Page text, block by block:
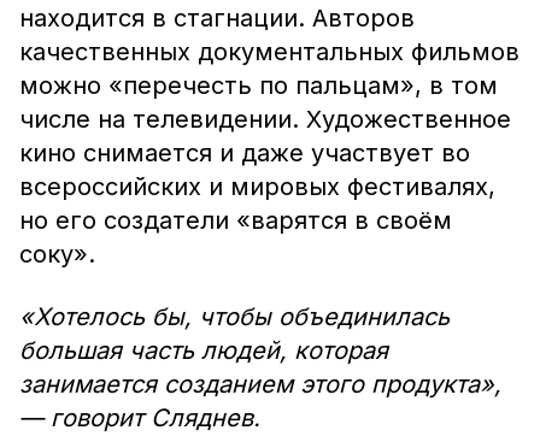
находится в стагнации. Авторов
качественных документальных фильмов
можно «перечесть по пальцам», в том
числе на телевидении. Художественное
кино снимается и даже участвует во
всероссийских и мировых фестивалях,
но его создатели «варятся в своём
соку».
«Хотелось бы, чтобы объединилась
большая часть людей, которая
занимается созданием этого продукта»,
— говорит Сляднев.